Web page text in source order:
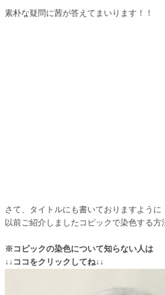
素朴な疑問に茜が答えてまいります！！
さて、タイトルにも書いておりますように
以前ご紹介しましたコピックで染色する方
※コピックの染色について知らない人は
↓↓ココをクリックしてね↓↓